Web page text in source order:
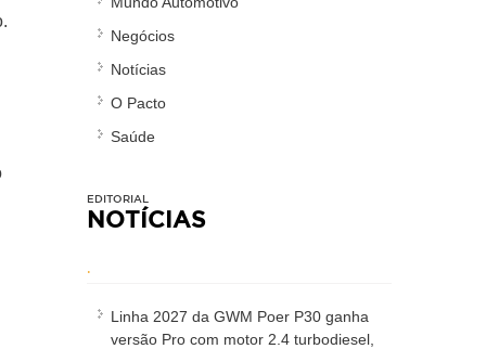
Negócios
Notícias
O Pacto
Saúde
EDITORIAL
NOTÍCIAS
.
Linha 2027 da GWM Poer P30 ganha
versão Pro com motor 2.4 turbodiesel,